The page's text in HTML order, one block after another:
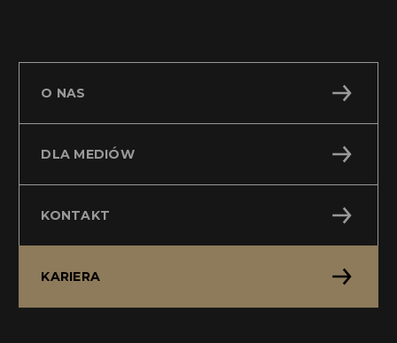
O NAS
DLA MEDIÓW
KONTAKT
KARIERA